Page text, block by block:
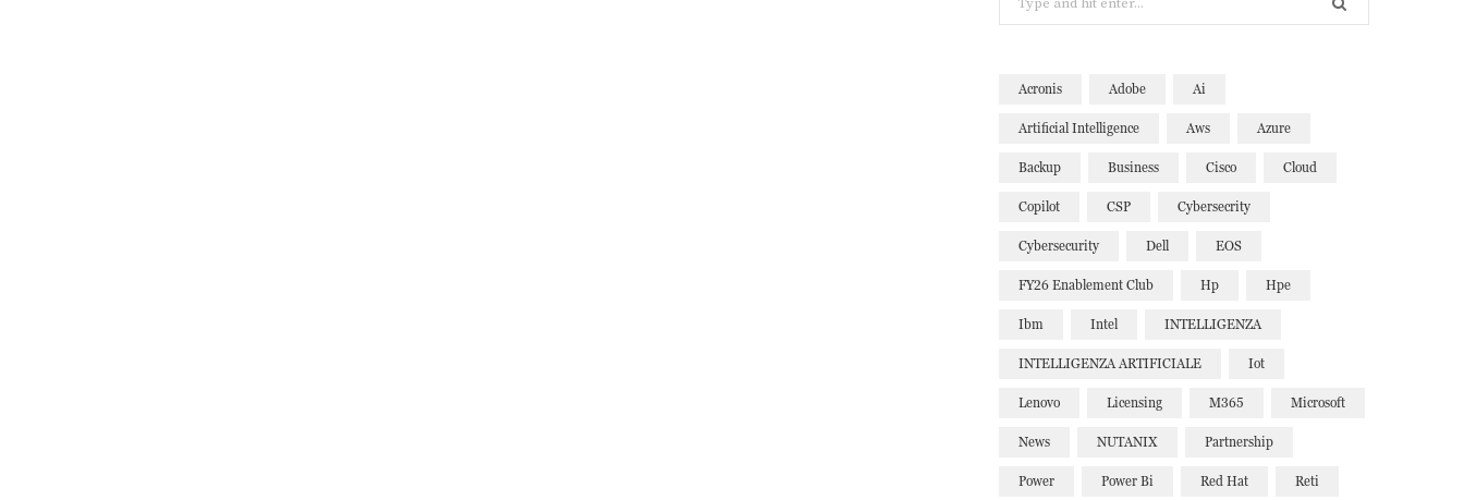
for:
Acronis Adobe Ai
Artificial Intelligence Aws Azure
Backup Business Cisco Cloud
Copilot CSP Cybersecrity
Cybersecurity Dell EOS
FY26 Enablement Club Hp Hpe
Ibm Intel INTELLIGENZA
INTELLIGENZA ARTIFICIALE Iot
Lenovo Licensing M365 Microsoft
News NUTANIX Partnership
Power Power Bi Red Hat Reti